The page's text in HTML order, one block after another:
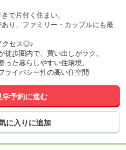
で片付く住まい。
り、ファミリー・カップルにも最
クセス◎♪
歩圏内で、買い出しがラク。
た暮らしやすい住環境。
イバシー性の高い住空間
学予約に進む